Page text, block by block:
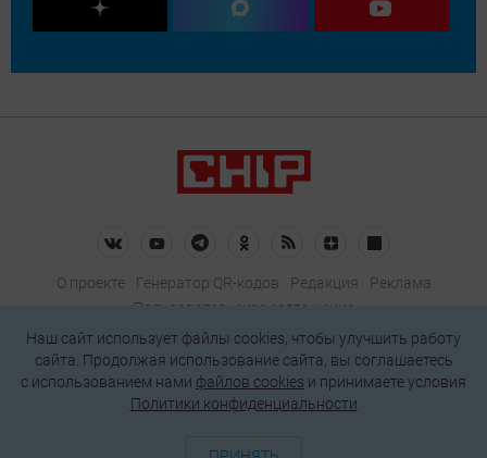
О проекте Генератор QR-кодов Редакция
Реклама
Пользовательское соглашение
Политика конфиденциальности
Подписаться на рассылку
127018, Москва, ул. Полковая, д. 3, стр. 4, помещение I, комн. 23
Наш сайт использует файлы cookies, чтобы улучшить работу
сайта. Продолжая использование сайта, вы соглашаетесь
c использованием нами файлов cookies и принимаете условия
Политики конфиденциальности